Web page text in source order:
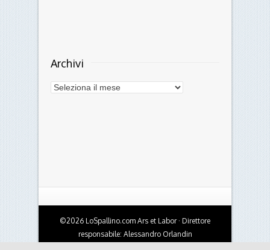
Archivi
Archivi
©2026 LoSpallino.com Ars et Labor · Direttore
responsabile: Alessandro Orlandin